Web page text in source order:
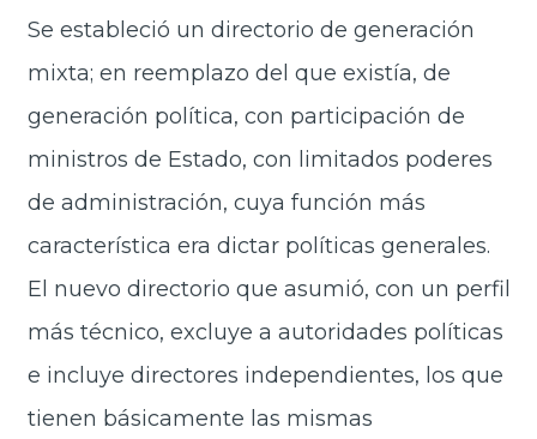
Se estableció un directorio de generación
mixta; en reemplazo del que existía, de
generación política, con participación de
ministros de Estado, con limitados poderes
de administración, cuya función más
característica era dictar políticas generales.
El nuevo directorio que asumió, con un perfil
más técnico, excluye a autoridades políticas
e incluye directores independientes, los que
tienen básicamente las mismas